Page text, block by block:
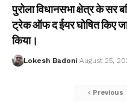
पुरोला विधानसभा क्षेत्र के सर
ट्रेक ऑफ द ईयर घोषित किए
किया।
Lokesh Badoni August 25,
Previous